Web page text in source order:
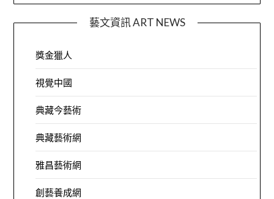
藝文資訊 ART NEWS
獎金獵人
視覺中國
典藏今藝術
典藏藝術網
雅昌藝術網
創藝養成網